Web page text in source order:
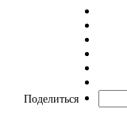
Поделиться